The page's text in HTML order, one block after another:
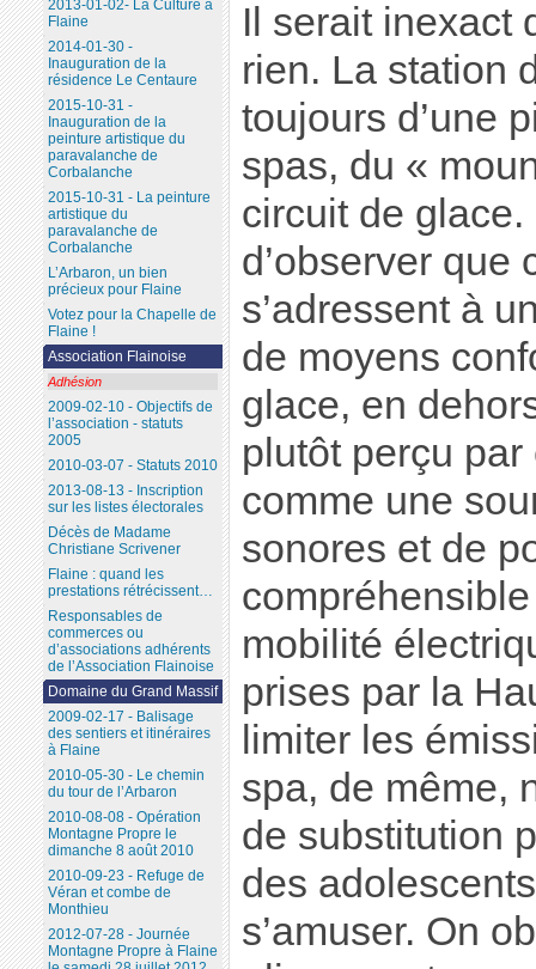
Il serait inexact
rien. La station
toujours d’une
spas, du «
circuit de
d’observer que
s’adressent à
de moyens
glace, en
plutôt perçu
comme une
sonores et de
mobilité
prises par la
limiter les
spa, de même,
de substitution
des
s’amuser. On
2013-01-02- La Culture à
Flaine
2014-01-30 -
Inauguration de la
résidence Le Centaure
2015-10-31 -
Inauguration de la
peinture artistique du
paravalanche de
Corbalanche
2015-10-31 - La peinture
artistique du
paravalanche de
Corbalanche
L’Arbaron, un bien
précieux pour Flaine
Votez pour la Chapelle de
Flaine !
Association Flainoise
Adhésion
2009-02-10 - Objectifs de
l’association - statuts
2005
2010-03-07 - Statuts 2010
2013-08-13 - Inscription
sur les listes électorales
Décès de Madame
Christiane Scrivener
Flaine : quand les
prestations rétrécissent…
Responsables de
commerces ou
d’associations adhérents
de l’Association Flainoise
Domaine du Grand Massif
2009-02-17 - Balisage
des sentiers et itinéraires
à Flaine
2010-05-30 - Le chemin
du tour de l’Arbaron
2010-08-08 - Opération
Montagne Propre le
dimanche 8 août 2010
2010-09-23 - Refuge de
Véran et combe de
Monthieu
2012-07-28 - Journée
Montagne Propre à Flaine